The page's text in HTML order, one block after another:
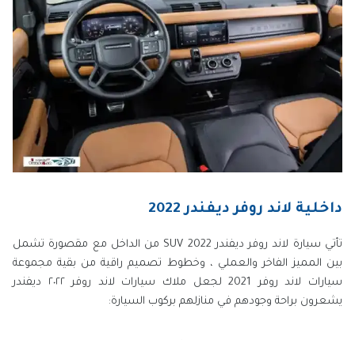
داخلية لاند روفر ديفندر 2022
تأتي سيارة لاند روفر ديفندر 2022 SUV من الداخل مع مقصورة تشمل
بين المميز الفاخر والعملي ، وخطوط تصميم راقية من بقية مجموعة
سيارات لاند روفر 2021 لجعل ملاك سيارات لاند روفر ٢٠٢٢ ديفندر
يشعرون براحة وجودهم في منازلهم بركوب السيارة: